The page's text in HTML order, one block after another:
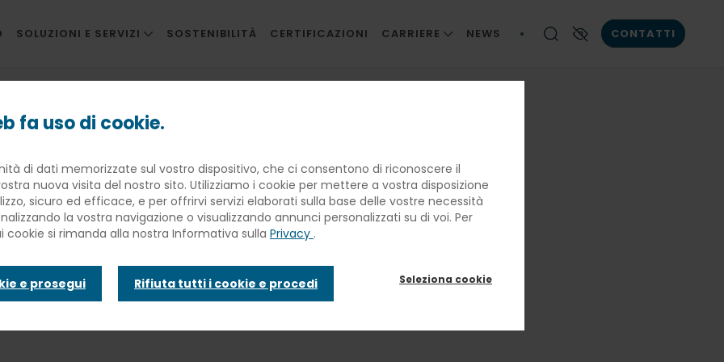
SOLUZIONI E SERVIZI
RISTORAZIONE AZIENDALE
RISTORAZIONE INNOVATIVA
SANITÀ
BANQUETING
TRAVEL CATERING
INFANZIA E WELFARE
SOSTENIBILITÀ CERTIFICAZIONI CARRIERE
LE NOSTRE PERSONE
NEWS CONTATTI
la FAO per la
Mondiale
fa uso di cookie.
di dati memorizzate sul vostro dispositivo, che ci consentono di riconoscere il
nuova visita del nostro sito. Utilizziamo i cookie per mettere a vostra disposizione
sicuro ed efficace, e per offrirvi servizi elaborati sulla base delle vostre necessità
la vostra navigazione o visualizzando annunci personalizzati su di voi. Per
cookie si rimanda alla nostra Informativa sulla Privacy .
e prosegui Rifiuta tutti i cookie e procedi Seleziona cookie